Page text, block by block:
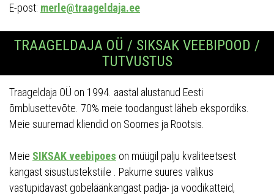
E-post: merle@traageldaja.ee
TRAAGELDAJA OÜ / SIKSAK VEEBIPOOD /
TUTVUSTUS
Traageldaja OÜ on 1994. aastal alustanud Eesti
õmblusettevõte. 70% meie toodangust läheb ekspordiks.
Meie suuremad kliendid on Soomes ja Rootsis.
Meie SIKSAK veebipoes on müügil palju kvaliteetsest
kangast sisustustekstiile . Pakume suures valikus
vastupidavast gobeläänkangast padja- ja voodikatteid,